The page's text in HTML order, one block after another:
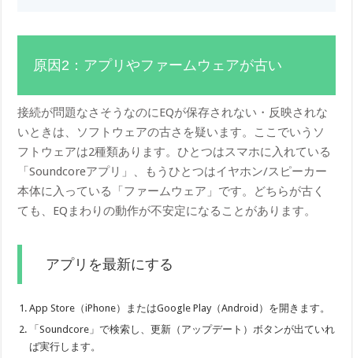
原因2：アプリやファームウェアが古い
接続が問題なさそうなのにEQが保存されない・反映されな
いときは、ソフトウェアの古さを疑います。ここでいうソ
フトウェアは2種類あります。ひとつはスマホに入れている
「Soundcoreアプリ」、もうひとつはイヤホン/スピーカー
本体に入っている「ファームウェア」です。どちらが古く
ても、EQまわりの動作が不安定になることがあります。
アプリを最新にする
App Store（iPhone）またはGoogle Play（Android）を開きます。
「Soundcore」で検索し、更新（アップデート）ボタンが出ていれ
ば実行します。